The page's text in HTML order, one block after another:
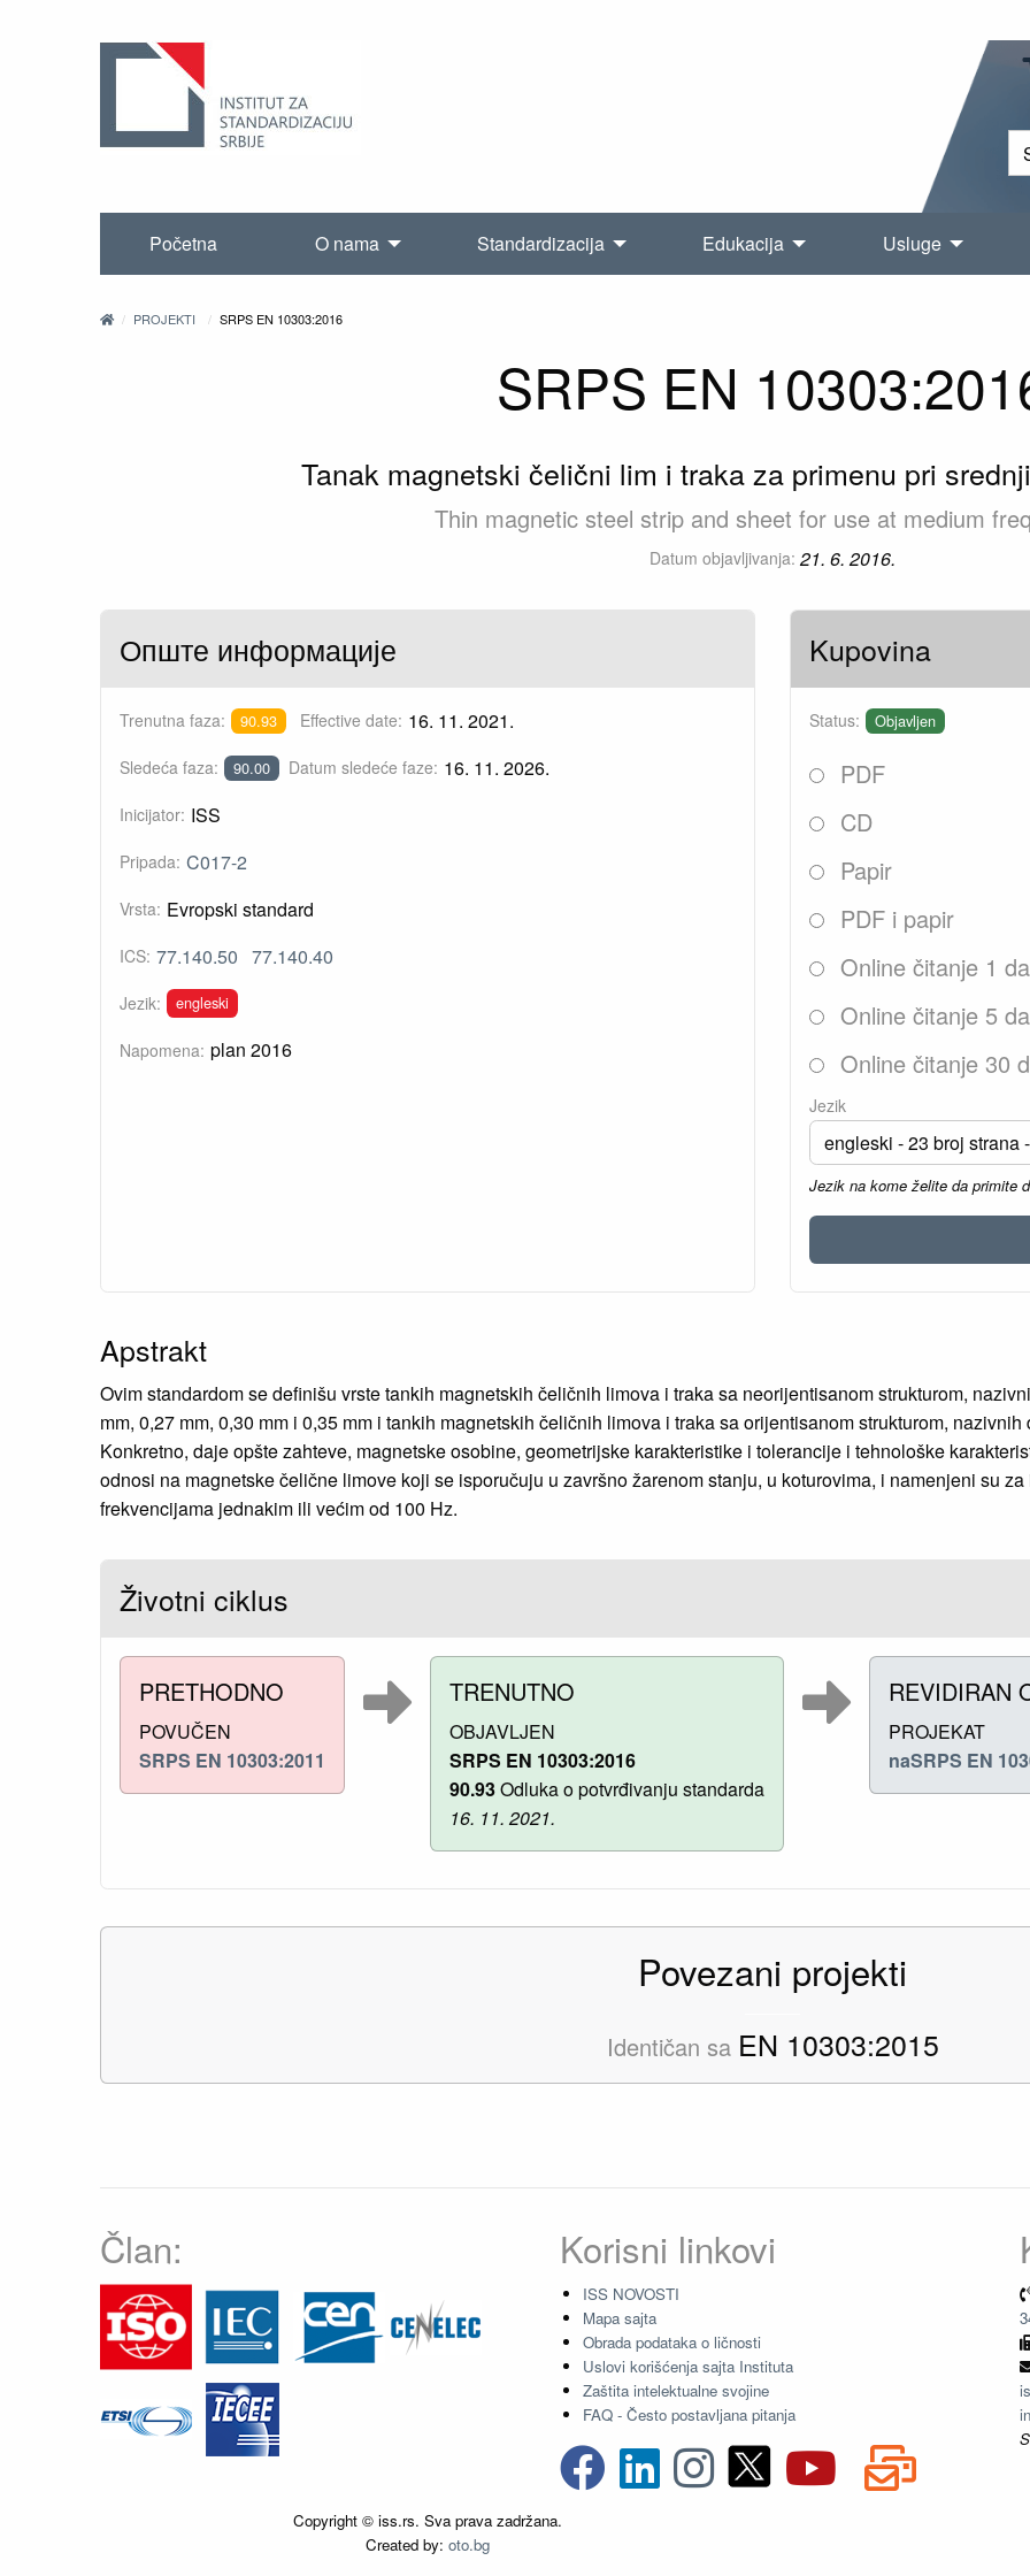
Početna O nama Standardizacija Edukacija Usluge
PROJEKTI SRPS EN 10303:2016
SRPS EN
Tanak magnetski čelični lim i traka za primenu pri
Thin magnetic steel strip and sheet for use at medium
Datum objavljivanja: 21. 6. 2016.
Опште информације
Trenutna faza: 90.93 Effective date: 16. 11. 2021.
Sledeća faza: 90.00 Datum sledeće faze: 16. 11. 2026.
Inicijator: ISS
Pripada: C017-2
Vrsta: Evropski standard
ICS: 77.140.50 77.140.40
Jezik: engleski
Napomena: plan 2016
Kupovina
Status: Objavljen
PDF
CD
Papir
PDF i papir
Online čitanje 1
Online čitanje 5
Online čitanje 30
Jezik
Jezik na kome želite da primite
Apstrakt
Ovim standardom se definišu vrste tankih magnetskih čeličnih limova i traka sa neorijentisanom strukturom,
mm, 0,27 mm, 0,30 mm i 0,35 mm i tankih magnetskih čeličnih limova i traka sa orijentisanom strukturom,
Konkretno, daje opšte zahteve, magnetske osobine, geometrijske karakteristike i tolerancije i tehnološke
odnosi na magnetske čelične limove koji se isporučuju u završno žarenom stanju, u koturovima, i namenjeni su
frekvencijama jednakim ili većim od 100 Hz.
Životni ciklus
PRETHODNO
POVUČEN
SRPS EN 10303:2011
TRENUTNO
OBJAVLJEN
SRPS EN 10303:2016
90.93Odluka o potvrđivanju standarda
16. 11. 2021.
REVIDIRAN
PROJEKAT
naSRPS EN
Povezani projekti
Identičan sa EN 10303:2015
Član: Korisni linkovi
ISS NOVOSTI
Mapa sajta
Obrada podataka o ličnosti
Uslovi korišćenja sajta Instituta
Zaštita intelektualne svojine
FAQ - Često postavljana pitanja
Copyright © iss.rs. Sva prava zadržana.
Created by: oto.bg